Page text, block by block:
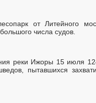
от Литейного
числа судов.
реки Ижоры 15 июля
пытавшихся